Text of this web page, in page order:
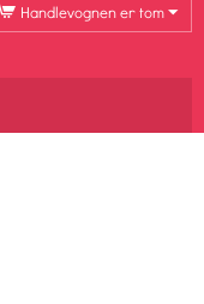
Handlevognen er tom